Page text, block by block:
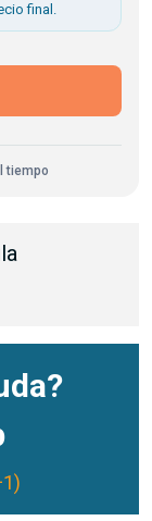
final.
tiempo